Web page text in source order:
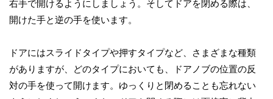
右手で開けるようにしましょう。そしてドアを閉める際は、
開けた手と逆の手を使います。
ドアにはスライドタイプや押すタイプなど、さまざまな種類
がありますが、どのタイプにおいても、ドアノブの位置の反
対の手を使って開けます。ゆっくりと閉めることも忘れない